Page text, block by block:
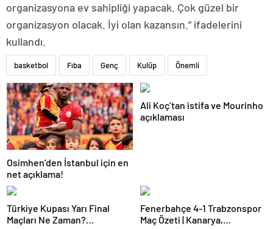
organizasyona ev sahipliği yapacak. Çok güzel bir
organizasyon olacak. İyi olan kazansın.” ifadelerini
kullandı.
basketbol Fıba Genç Kulüp Önemli
Osimhen’den İstanbul için en
net açıklama!
Ali Koç’tan istifa ve Mourinho
açıklaması
Türkiye Kupası Yarı Final
Maçları Ne Zaman?
Fenerbahçe 4-1 Trabzonspor
Maç Özeti | Kanarya,